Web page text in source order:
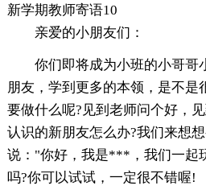
新学期教师寄语10
亲爱的小朋友们：
你们即将成为小班的小哥哥
朋友，学到更多的本领，是不是
要做什么呢?见到老师问个好，
认识的新朋友怎么办?我们来想
说："你好，我是***，我们一起
吗?你可以试试，一定很不错喔!